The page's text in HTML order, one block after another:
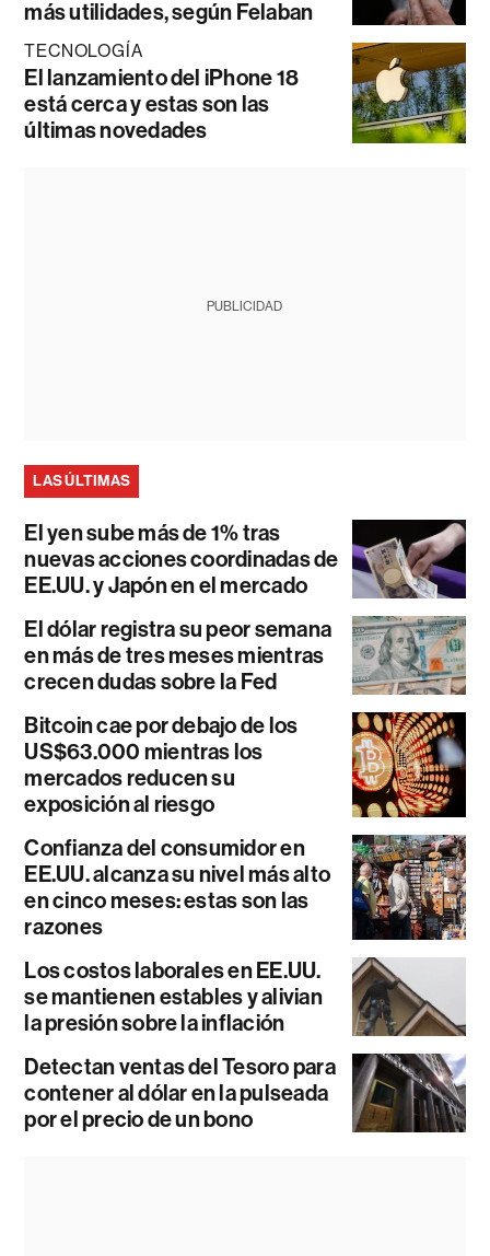
más utilidades, según Felaban
TECNOLOGÍA
El lanzamiento del iPhone 18
está cerca y estas son las
últimas novedades
PUBLICIDAD
LAS ÚLTIMAS
El yen sube más de 1% tras
nuevas acciones coordinadas de
EE.UU. y Japón en el mercado
El dólar registra su peor semana
en más de tres meses mientras
crecen dudas sobre la Fed
Bitcoin cae por debajo de los
US$63.000 mientras los
mercados reducen su
exposición al riesgo
Confianza del consumidor en
EE.UU. alcanza su nivel más alto
en cinco meses: estas son las
razones
Los costos laborales en EE.UU.
se mantienen estables y alivian
la presión sobre la inflación
Detectan ventas del Tesoro para
contener al dólar en la pulseada
por el precio de un bono